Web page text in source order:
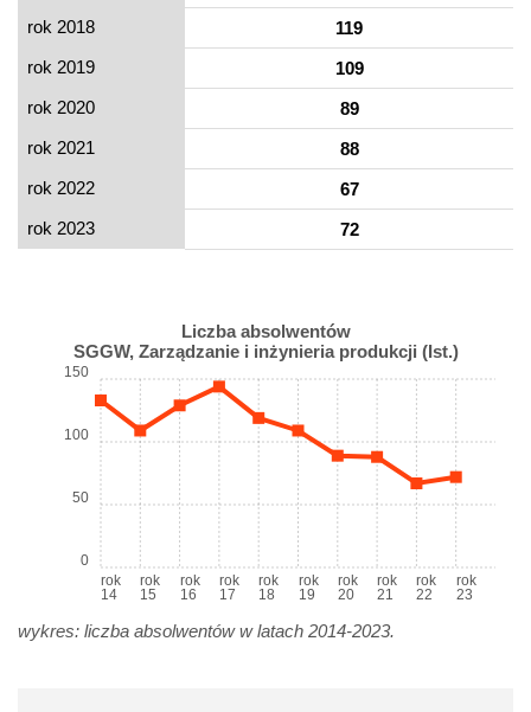
rok 2018
119
rok 2019
109
rok 2020
89
rok 2021
88
rok 2022
67
rok 2023
72
Liczba absolwentów
SGGW, Zarządzanie i inżynieria produkcji (Ist.)
rok
14
rok
15
rok
16
rok
17
rok
18
rok
19
rok
20
rok
21
rok
22
rok
23
0
50
100
150
wykres: liczba absolwentów w latach 2014-2023.